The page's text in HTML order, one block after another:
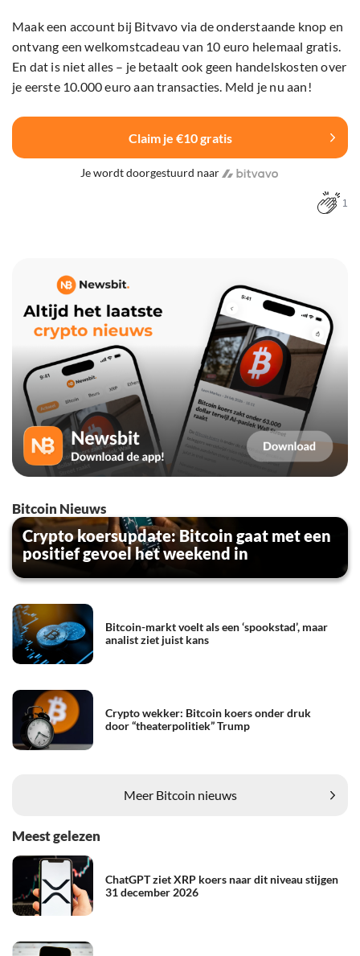
Maak een account bij Bitvavo via de onderstaande knop en
ontvang een welkomstcadeau van 10 euro helemaal gratis.
En dat is niet alles – je betaalt ook geen handelskosten over
je eerste 10.000 euro aan transacties. Meld je nu aan!
Claim je €10 gratis
Je wordt doorgestuurd naar
1
Bitcoin Nieuws
Crypto koersupdate: Bitcoin gaat met een
positief gevoel het weekend in
Bitcoin-markt voelt als een ‘spookstad’, maar
analist ziet juist kans
Crypto wekker: Bitcoin koers onder druk
door “theaterpolitiek” Trump
Meer Bitcoin nieuws
Meest gelezen
ChatGPT ziet XRP koers naar dit niveau stijgen
31 december 2026